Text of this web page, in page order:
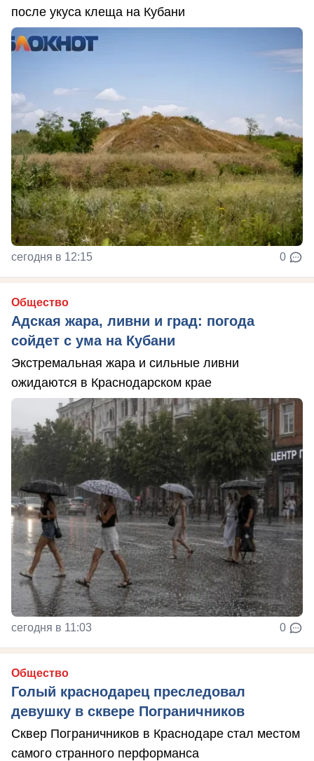
после укуса клеща на Кубани
сегодня в 12:15 0
Общество
Адская жара, ливни и град: погода
сойдет с ума на Кубани
Экстремальная жара и сильные ливни
ожидаются в Краснодарском крае
сегодня в 11:03 0
Общество
Голый краснодарец преследовал
девушку в сквере Пограничников
Сквер Пограничников в Краснодаре стал местом
самого странного перформанса